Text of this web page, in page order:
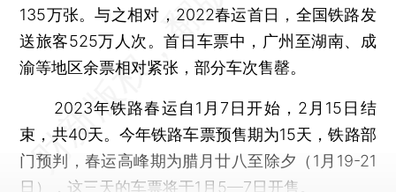
135万张。与之相对，2022春运首日，全国铁路发
送旅客525万人次。首日车票中，广州至湖南、成
渝等地区余票相对紧张，部分车次售罄。
2023年铁路春运自1月7日开始，2月15日结
束，共40天。今年铁路车票预售期为15天，铁路部
门预判，春运高峰期为腊月廿八至除夕（1月19-21
日），这三天的车票将于1月5—7日开售。